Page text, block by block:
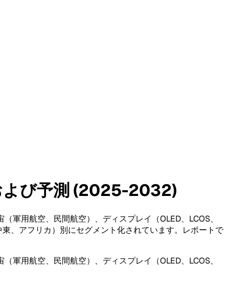
よび予測 (2025-2032)
軍用航空、民間航空）、ディスプレイ（OLED、LCOS、
、アフリカ）別にセグメント化されています。レポートで
軍用航空、民間航空）、ディスプレイ（OLED、LCOS、